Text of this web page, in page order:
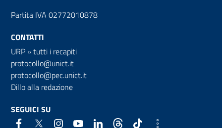
Partita IVA 02772010878
CONTATTI
URP »tutti i recapiti
protocollo@unict.it
protocollo@pec.unict.it
Dillo alla redazione
SEGUICI SU